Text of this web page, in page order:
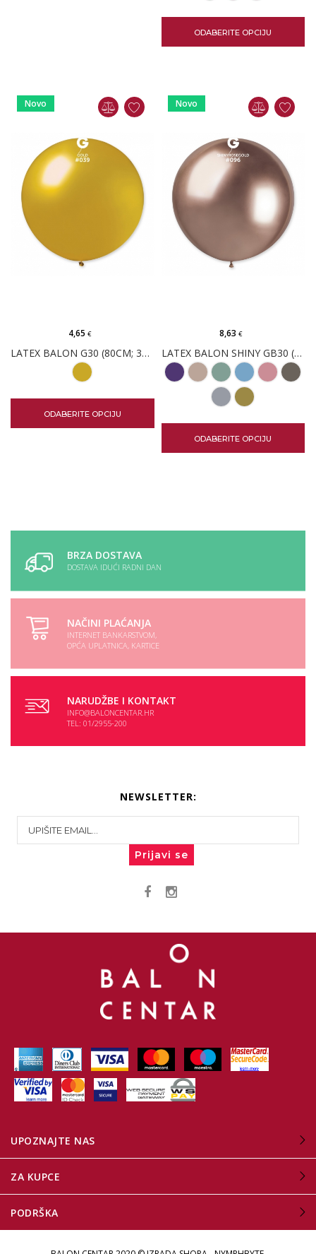
ODABERITE OPCIJU
Novo
LATEX BALON G30 (80CM; 31")
4,65€
ODABERITE OPCIJU
Novo
LATEX BALON SHINY GB30 (80CM)
8,63 €
ODABERITE OPCIJU
BRZA DOSTAVA
DOSTAVA IDUĆI RADNI DAN
NAČINI PLAĆANJA
INTERNET BANKARSTVOM,
OPĆA UPLATNICA, KARTICE
NARUDŽBE I KONTAKT
INFO@BALONCENTAR.HR
TEL: 01/2955-200
NEWSLETTER:
Prijavi se
UPOZNAJTE NAS
ZA KUPCE
PODRŠKA